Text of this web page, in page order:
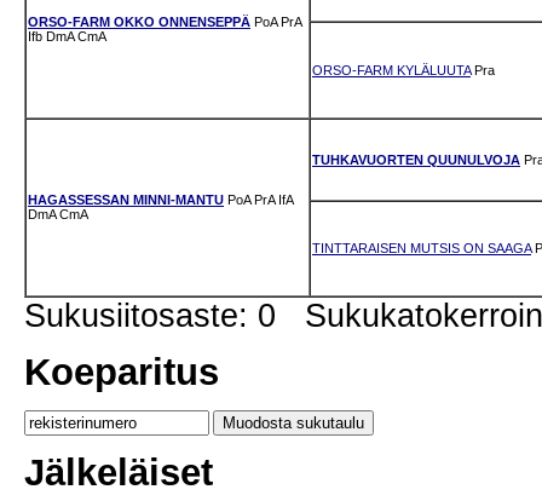
ORSO-FARM OKKO ONNENSEPPÄ PoA PrA
Ifb DmA CmA
ORSO-FARM KYLÄLUUTA Pra
HAGASSESSAN MINNI-MANTU PoA PrA IfA
DmA CmA
TUHKAVUORTEN QUUNULVOJA
TINTTARAISEN MUTSIS ON SAAGA
Sukusiitosaste: 0
Koeparitus
Jälkeläiset